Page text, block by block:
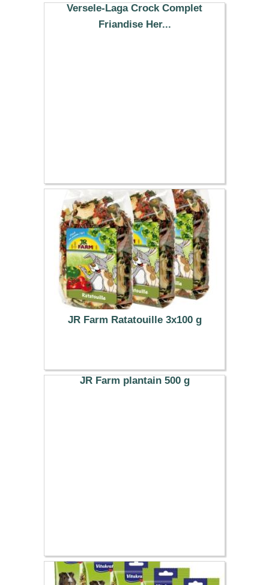
Versele-Laga Crock Complet
Friandise Her...
JR Farm Ratatouille 3x100 g
5.49 €
JR Farm plantain 500 g